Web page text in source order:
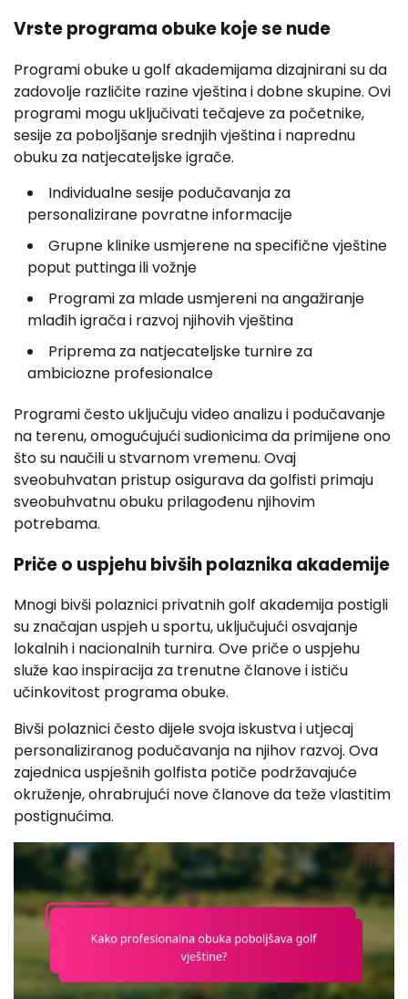
Vrste programa obuke koje se nude
Programi obuke u golf akademijama dizajnirani su da
zadovolje različite razine vještina i dobne skupine. Ovi
programi mogu uključivati tečajeve za početnike,
sesije za poboljšanje srednjih vještina i naprednu
obuku za natjecateljske igrače.
Individualne sesije podučavanja za
personalizirane povratne informacije
Grupne klinike usmjerene na specifične vještine
poput puttinga ili vožnje
Programi za mlade usmjereni na angažiranje
mlađih igrača i razvoj njihovih vještina
Priprema za natjecateljske turnire za
ambiciozne profesionalce
Programi često uključuju video analizu i podučavanje
na terenu, omogućujući sudionicima da primijene ono
što su naučili u stvarnom vremenu. Ovaj
sveobuhvatan pristup osigurava da golfisti primaju
sveobuhvatnu obuku prilagođenu njihovim
potrebama.
Priče o uspjehu bivših polaznika akademije
Mnogi bivši polaznici privatnih golf akademija postigli
su značajan uspjeh u sportu, uključujući osvajanje
lokalnih i nacionalnih turnira. Ove priče o uspjehu
služe kao inspiracija za trenutne članove i ističu
učinkovitost programa obuke.
Bivši polaznici često dijele svoja iskustva i utjecaj
personaliziranog podučavanja na njihov razvoj. Ova
zajednica uspješnih golfista potiče podržavajuće
okruženje, ohrabrujući nove članove da teže vlastitim
postignućima.